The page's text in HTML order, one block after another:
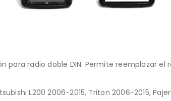
para radio doble DIN. Permite reemplazar
L200 2006-2015, Triton 2006-2015,